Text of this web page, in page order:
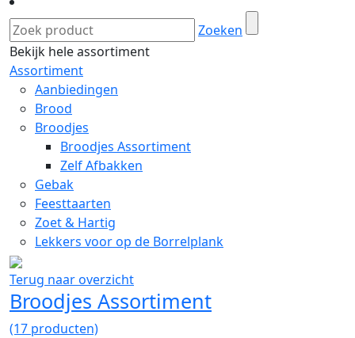
Zoeken
Bekijk hele assortiment
Assortiment
Aanbiedingen
Brood
Broodjes
Broodjes Assortiment
Zelf Afbakken
Gebak
Feesttaarten
Zoet & Hartig
Lekkers voor op de Borrelplank
Terug naar overzicht
Broodjes Assortiment
(17 producten)